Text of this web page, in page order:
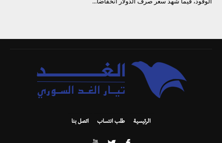
الرئيسية طلب انتساب اتصل بنا